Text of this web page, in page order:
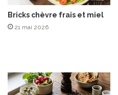
Bricks chèvre frais et miel
21 mai 2026